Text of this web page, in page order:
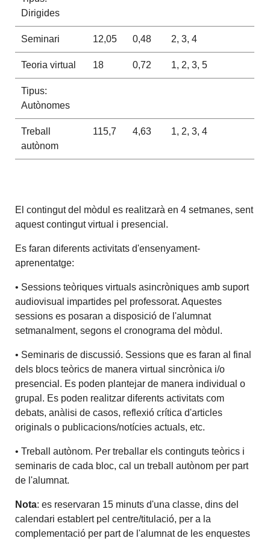
Dirigides
Seminari 12,05 0,48 2, 3, 4
Teoria virtual 18 0,72 1, 2, 3, 5
Tipus:
Autònomes
Treball
autònom
115,7 4,63 1, 2, 3, 4
El contingut del mòdul es realitzarà en 4 setmanes, sent
aquest contingut virtual i presencial.
Es faran diferents activitats d'ensenyament-
aprenentatge:
• Sessions teòriques virtuals asincròniques amb suport
audiovisual impartides pel professorat. Aquestes
sessions es posaran a disposició de l'alumnat
setmanalment, segons el cronograma del mòdul.
• Seminaris de discussió. Sessions que es faran al final
dels blocs teòrics de manera virtual sincrònica i/o
presencial. Es poden plantejar de manera individual o
grupal. Es poden realitzar diferents activitats com
debats, anàlisi de casos, reflexió crítica d'articles
originals o publicacions/notícies actuals, etc.
• Treball autònom. Per treballar els continguts teòrics i
seminaris de cada bloc, cal un treball autònom per part
de l'alumnat.
Nota: es reservaran 15 minuts d'una classe, dins del
calendari establert pel centre/titulació, per a la
complementació per part de l'alumnat de les enquestes